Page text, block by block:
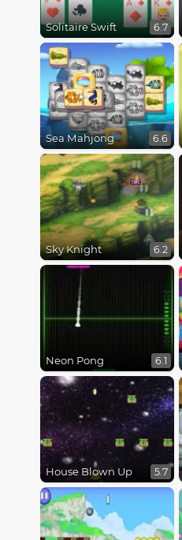
Solitaire Swift 6.7
Sea Mahjong 6.6
Sky Knight 6.2
Neon Pong 6.1
House Blown Up 5.7